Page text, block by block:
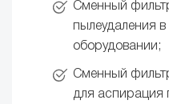
Сменный
пылеудаления
оборудовании;
Сменный
для аспирация